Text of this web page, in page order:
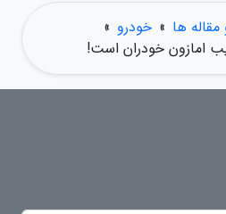
ها » خودرو »
امازون خودران است!